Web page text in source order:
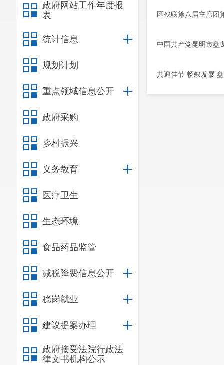
政府网站工作年度报
表
统计信息
规划计划
重点领域信息公开
政府采购
乡村振兴
义务教育
医疗卫生
生态环境
食品药品监管
减税降费信息公开
稳岗就业
建议提案办理
政府接受法院行政法
律文书机构公示
区残联第八届主席团
中国共产党昆明市盘
共迎佳节 畅叙发展